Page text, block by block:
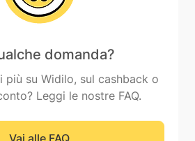
domanda?
più su Widilo, sul cashback o
Leggi le nostre FAQ.
Vai alle FAQ